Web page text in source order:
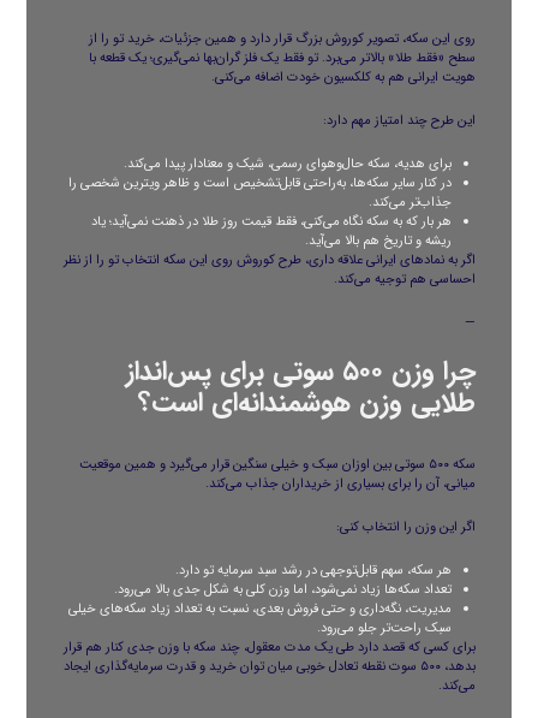
روی این سکه، تصویر کوروش بزرگ قرار دارد و همین جزئیات، خرید تو را از
سطح «فقط طلا» بالاتر می‌برد. تو فقط یک فلز گران‌بها نمی‌گیری؛ یک قطعه با
هویت ایرانی هم به کلکسیون خودت اضافه می‌کنی.
این طرح چند امتیاز مهم دارد:
برای هدیه، سکه حال‌وهوای رسمی، شیک و معنادار پیدا می‌کند.
در کنار سایر سکه‌ها، به‌راحتی قابل‌تشخیص است و ظاهر ویترین شخصی را
جذاب‌تر می‌کند.
هر بار که به سکه نگاه می‌کنی، فقط قیمت روز طلا در ذهنت نمی‌آید؛ یاد
ریشه و تاریخ هم بالا می‌آید.
اگر به نمادهای ایرانی علاقه داری، طرح کوروش روی این سکه انتخاب تو را از نظر
احساسی هم توجیه می‌کند.
—
چرا وزن ۵۰۰ سوتی برای پس‌انداز
طلایی وزن هوشمندانه‌ای است؟
سکه ۵۰۰ سوتی بین اوزان سبک و خیلی سنگین قرار می‌گیرد و همین موقعیت
میانی، آن را برای بسیاری از خریداران جذاب می‌کند.
اگر این وزن را انتخاب کنی:
هر سکه، سهم قابل‌توجهی در رشد سبد سرمایه تو دارد.
تعداد سکه‌ها زیاد نمی‌شود، اما وزن کلی به شکل جدی بالا می‌رود.
مدیریت، نگه‌داری و حتی فروش بعدی، نسبت به تعداد زیاد سکه‌های خیلی
سبک راحت‌تر جلو می‌رود.
برای کسی که قصد دارد طی یک مدت معقول، چند سکه با وزن جدی کنار هم قرار
بدهد، ۵۰۰ سوت نقطه تعادل خوبی میان توان خرید و قدرت سرمایه‌گذاری ایجاد
می‌کند.